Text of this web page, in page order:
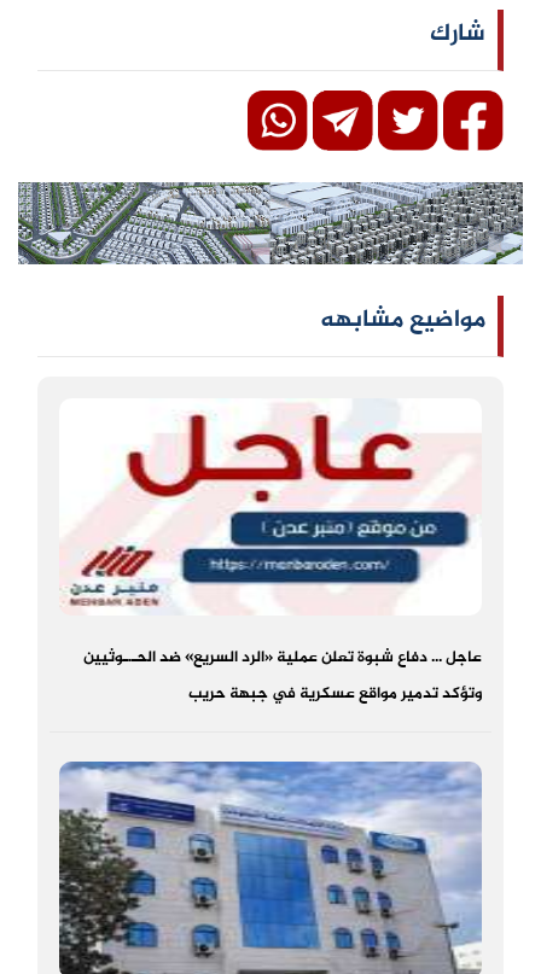
شارك
مواضيع مشابهه
عاجل ... دفاع شبوة تعلن عملية «الرد السريع» ضد الحـ.ـوثيين
وتؤكد تدمير مواقع عسكرية في جبهة حريب